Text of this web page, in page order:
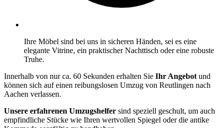
Ihre Möbel sind bei uns in sicheren Händen, sei es eine
elegante Vitrine, ein praktischer Nachttisch oder eine robuste
Truhe.
Innerhalb von nur ca. 60 Sekunden erhalten Sie Ihr Angebot und
können sich auf einen reibungslosen Umzug von Reutlingen nach
Aachen verlassen.
Unsere erfahrenen Umzugshelfer sind speziell geschult, um auch
empfindliche Stücke wie Ihren wertvollen Spiegel oder die antike